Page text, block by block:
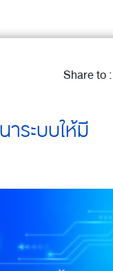
Share to :
ระบบให้มี